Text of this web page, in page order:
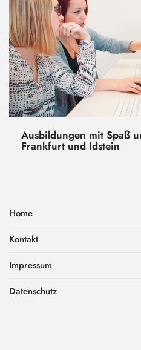
Ausbildungen mit Spaß
Frankfurt und Idstein
Home
Kontakt
Impressum
Datenschutz